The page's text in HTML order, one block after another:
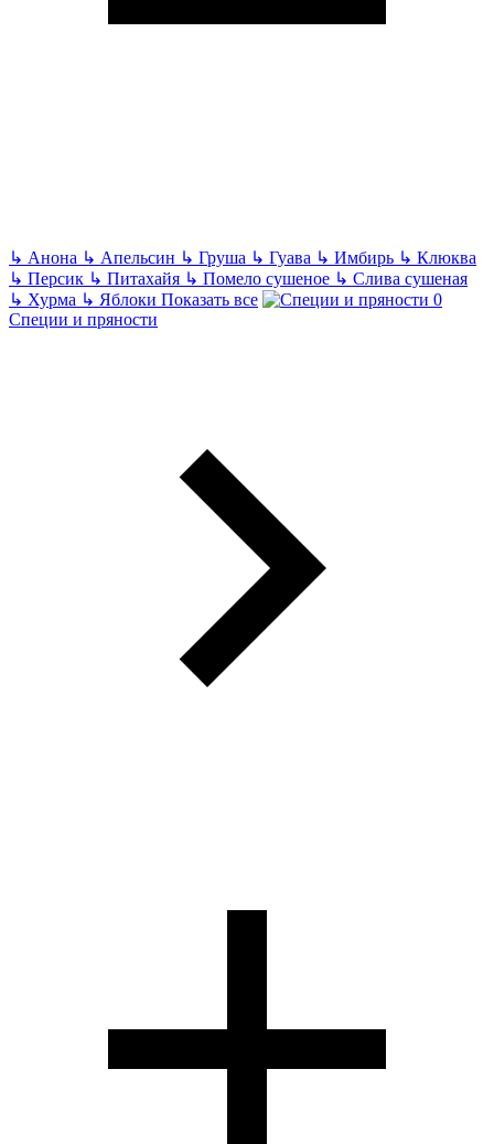
↳ Анона ↳ Апельсин ↳ Груша ↳ Гуава ↳ Имбирь ↳ Клюква
↳ Персик ↳ Питахайя ↳ Помело сушеное ↳ Слива сушеная
↳ Хурма ↳ Яблоки Показать все
Специи и пряности